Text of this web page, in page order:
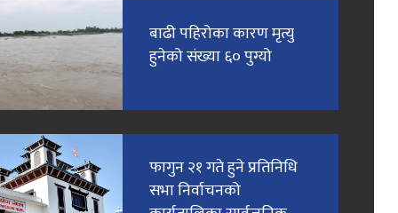
बाढी पहिरोका कारण मृत्यु
हुनेको संख्या ६० पुग्यो
फागुन २१ गते हुने प्रतिनिधि
सभा निर्वाचनको